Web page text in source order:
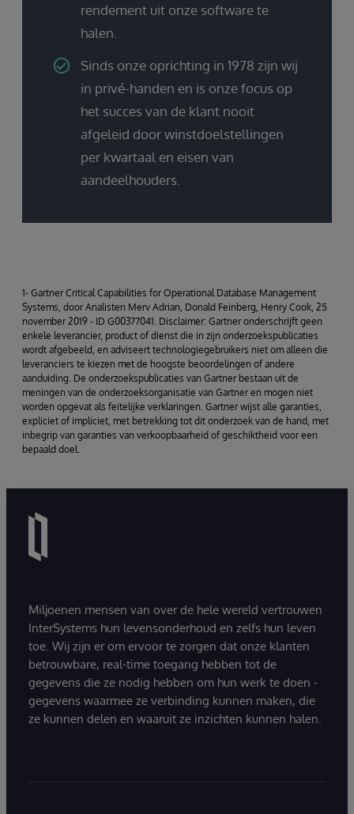
rendement uit onze software te
halen.
Sinds onze oprichting in 1978 zijn wij
in privé-handen en is onze focus op
het succes van de klant nooit
afgeleid door winstdoelstellingen
per kwartaal en eisen van
aandeelhouders.
1- Gartner Critical Capabilities for Operational Database Management
Systems, door Analisten Merv Adrian, Donald Feinberg, Henry Cook, 25
november 2019 - ID G00377041. Disclaimer: Gartner onderschrijft geen
enkele leverancier, product of dienst die in zijn onderzoekspublicaties
wordt afgebeeld, en adviseert technologiegebruikers niet om alleen die
leveranciers te kiezen met de hoogste beoordelingen of andere
aanduiding. De onderzoekspublicaties van Gartner bestaan uit de
meningen van de onderzoeksorganisatie van Gartner en mogen niet
worden opgevat als feitelijke verklaringen. Gartner wijst alle garanties,
expliciet of impliciet, met betrekking tot dit onderzoek van de hand, met
inbegrip van garanties van verkoopbaarheid of geschiktheid voor een
bepaald doel.
Miljoenen mensen van over de hele wereld vertrouwen
InterSystems hun levensonderhoud en zelfs hun leven
toe. Wij zijn er om ervoor te zorgen dat onze klanten
betrouwbare, real-time toegang hebben tot de
gegevens die ze nodig hebben om hun werk te doen -
gegevens waarmee ze verbinding kunnen maken, die
ze kunnen delen en waaruit ze inzichten kunnen halen.